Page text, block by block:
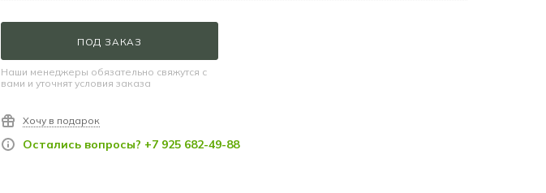
ПОД ЗАКАЗ
Наши менеджеры обязательно свяжутся с
вами и уточнят условия заказа
Хочу в подарок
Остались вопросы? +7 925 682-49-88